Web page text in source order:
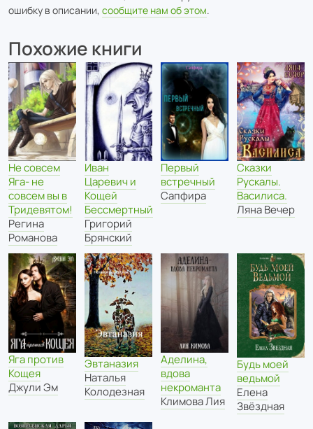
ошибку в описании, сообщите нам об этом.
Похожие книги
Не совсем
Яга- не
совсем вы в
Тридевятом!
Регина
Романова
Иван
Царевич и
Кощей
Бессмертный
Григорий
Брянский
Первый
встречный
Сапфира
Сказки
Рускалы.
Василиса.
Ляна Вечер
Яга против
Кощея
Джули Эм
Эвтаназия
Наталья
Колодезная
Аделина,
вдова
некроманта
Климова Лия
Будь моей
ведьмой
Елена
Звёздная